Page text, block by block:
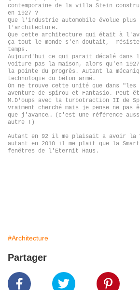
contemporaine de la villa Stein
en 1927 ?
Que l'industrie automobile évolue plus
l'architecture.
Que cette architecture qui était à
ça tout le monde s'en doutait, résiste
temps.
Aujourd'hui ce qui parait décalé dans
voiture pas la maison, alors qu'en
la pointe du progrès. Autant la
technologie du béton armé.
On ne trouve cette unité que dans "les
aventure de Spirou et Fantasio. Peut-
M.D'oups avec la turbotraction II de
vraiment cherché mais je pense ne
que j'avance… (c'est une référence
autre !)
Autant en 92 il me plaisait a avoir la
autant en 2010 il me plait que la
fenêtres de l'Eternit Haus.
#Architecture
Partager